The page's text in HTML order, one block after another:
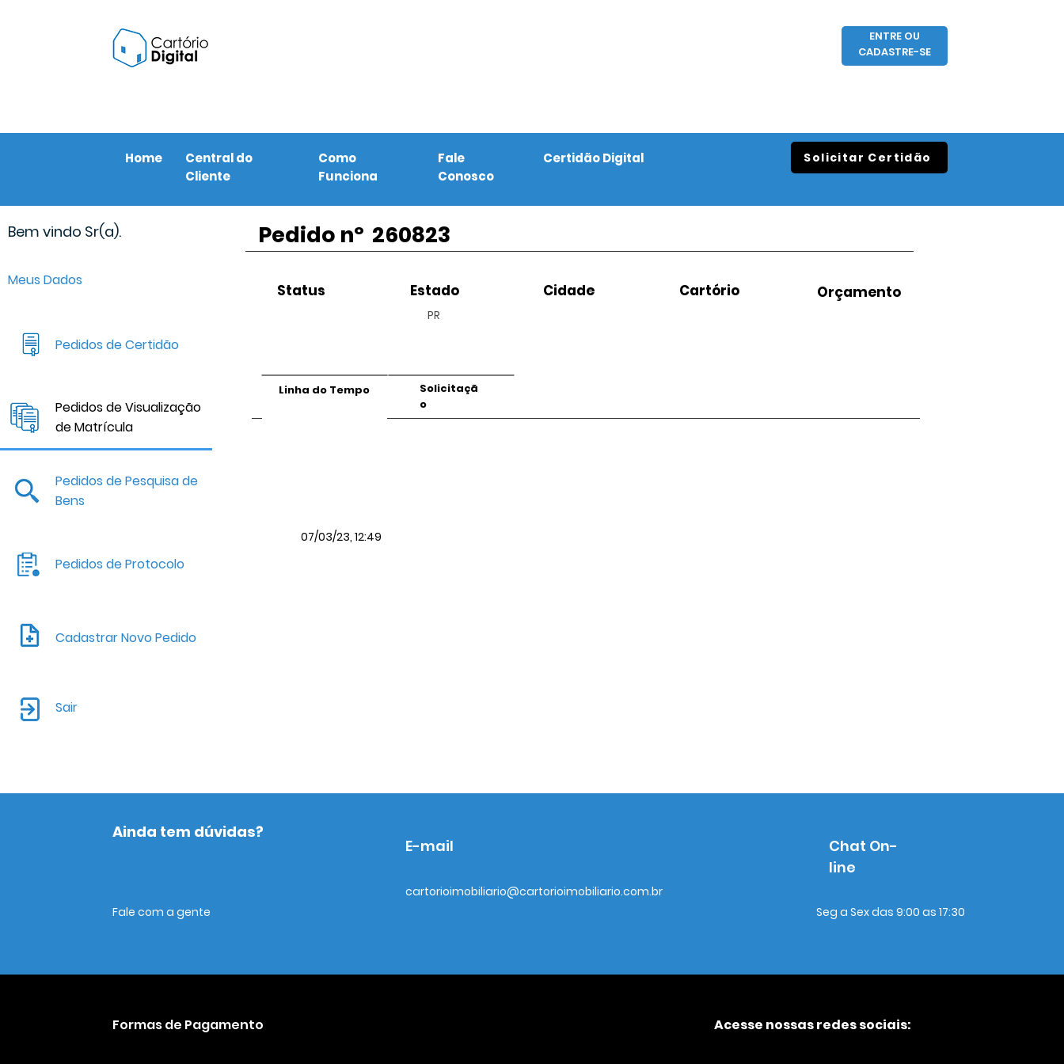
ENTRE OU
CADASTRE-SE
Home
Central do
Cliente
Como
Funciona
Fale
Conosco
Certidão Digital Solicitar Certidão
Bem vindo Sr(a).
Meus Dados
Pedidos de Certidão
Pedidos de Visualização
de Matrícula
Pedidos de Pesquisa de
Bens
Pedidos de Protocolo
Cadastrar Novo Pedido
Sair
Pedido nº 260823
Status Estado
PR
Cidade Cartório Orçamento
Linha do Tempo
Solicitaçã
o
07/03/23, 12:49
Ainda tem dúvidas?
Fale com a gente
E-mail
cartorioimobiliario@cartorioimobiliario.com.br
Chat On-
line
Seg a Sex das 9:00 as 17:30
Formas de Pagamento Acesse nossas redes sociais: